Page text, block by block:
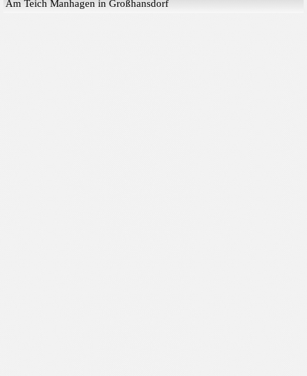
Am Teich Manhagen in Großhansdorf